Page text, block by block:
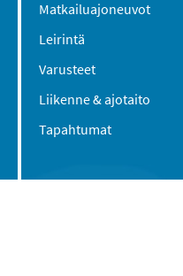
Matkailuajoneuvot
Leirintä
Varusteet
Liikenne & ajotaito
Tapahtumat